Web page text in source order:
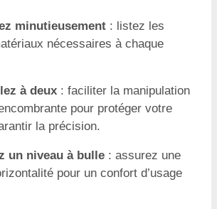
minutieusement : listez les
nécessaires à chaque
à deux : faciliter la manipulation
pour protéger votre
la précision.
un niveau à bulle : assurez une
pour un confort d’usage